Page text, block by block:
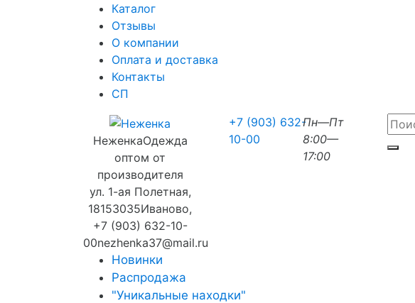
Каталог
Отзывы
О компании
Оплата и доставка
Контакты
СП
НеженкаОдежда
оптом от
производителя
ул. 1-ая Полетная,
18153035Иваново,
+7 (903) 632-10-
00nezhenka37@mail.ru
+7 (903) 632-
10-00
Пн—Пт
8:00—
17:00
Новинки
Распродажа
"Уникальные находки"